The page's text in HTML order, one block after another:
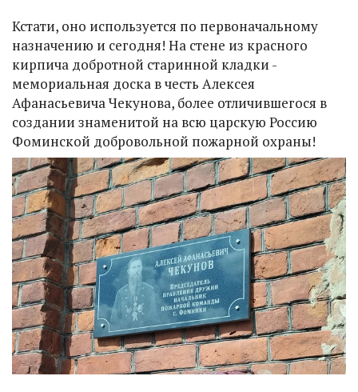
Кстати, оно используется по первоначальному
назначению и сегодня! На стене из красного
кирпича добротной старинной кладки -
мемориальная доска в честь Алексея
Афанасьевича Чекунова, более отличившегося в
создании знаменитой на всю царскую Россию
Фоминской добровольной пожарной охраны!